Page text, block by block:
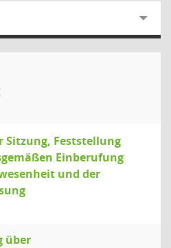
Sitzung, Feststellung
Einberufung
und der
über